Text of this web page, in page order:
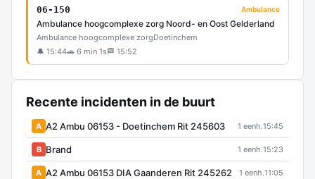
06-150 Ambulance
Ambulance hoogcomplexe zorg Noord- en Oost Gelderland
Ambulance hoogcomplexe zorgDoetinchem
🔔 15:44🚗 6 min 1s 🏁 15:52
Recente incidenten in de buurt
A A2 Ambu 06153 - Doetinchem Rit 245603 1 eenh.15:45
B Brand 1 eenh.15:23
A A2 Ambu 06153 DIA Gaanderen Rit 245262 1 eenh.11:05